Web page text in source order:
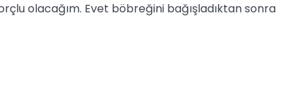
olacağım. Evet böbreğini bağışladıktan sonra